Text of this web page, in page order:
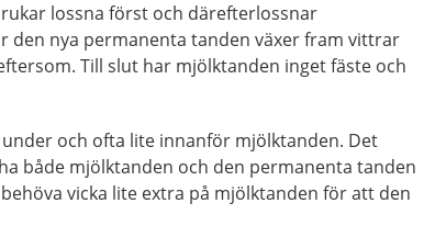
lossna först och därefterlossnar
den nya permanenta tanden växer fram vittrar
Till slut har mjölktanden inget fäste och
och ofta lite innanför mjölktanden. Det
både mjölktanden och den permanenta tanden
vicka lite extra på mjölktanden för att den